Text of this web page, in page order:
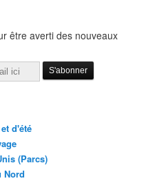
être averti des nouveaux
d'été
(Parcs)
Nord